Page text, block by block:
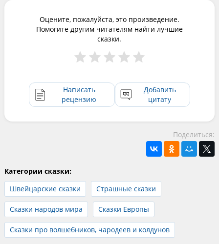
Оцените, пожалуйста, это произведение.
Помогите другим читателям найти лучшие
сказки.
Написать
рецензию
Добавить
цитату
Поделиться:
Категории сказки:
Швейцарские сказки
Страшные сказки
Сказки народов мира Сказки Европы
Сказки про волшебников, чародеев и колдунов